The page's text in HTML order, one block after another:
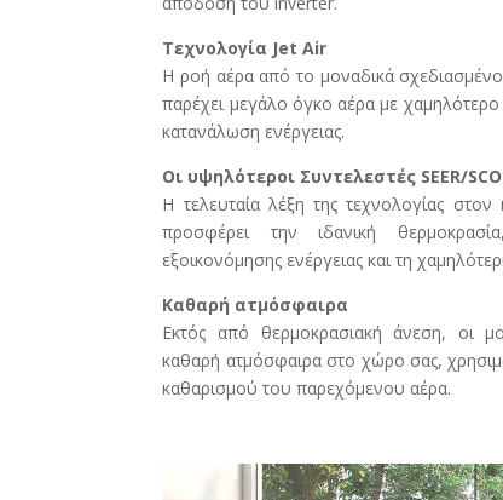
Τεχνολογία Jet Air
Η ροή αέρα από το μοναδικά
παρέχει μεγάλο όγκο αέρα με
κατανάλωση ενέργειας.
Οι υψηλότεροι Συντελεστές SEER/
Η τελευταία λέξη της τεχνολογίας
προσφέρει την ιδανική
εξοικονόμησης ενέργειας και τη
Καθαρή ατμόσφαιρα
Εκτός από θερμοκρασιακή άνεση, οι
καθαρή ατμόσφαιρα στο χώρο σας,
καθαρισμού του παρεχόμενου αέρα.